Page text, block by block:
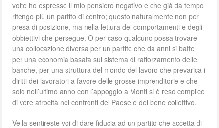
volte ho espresso il mio pensiero negativo e che già da tempo
ritengo più un partito di centro; questo naturalmente non per
presa di posizione, ma nella lettura dei comportamenti e degli
obbiettivi che persegue. O per caso qualcuno possa trovare
una collocazione diversa per un partito che da anni si batte
per una economia basata sul sistema di rafforzamento delle
banche, per una struttura del mondo del lavoro che prevarica i
diritti dei lavoratori a favore delle grosse imprenditorie e che
solo nell’ultimo anno con l’appoggio a Monti si è reso complice
di vere atrocità nei confronti del Paese e del bene collettivo.
Ve la sentireste voi di dare fiducia ad un partito che accetta di